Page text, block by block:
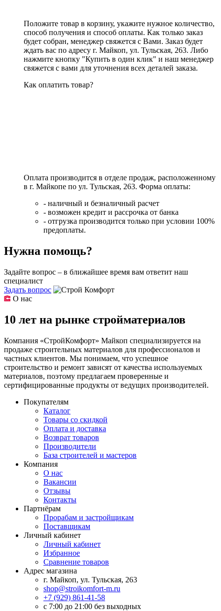
Положите товар в корзину, укажите нужное количество,
способ получения и способ оплаты. Как только заказ
будет собран, менеджер свяжется с Вами. Заказ будет
ждать вас по адресу г. Майкоп, ул. Тульская, 263. Либо
нажмите кнопку "Купить в один клик" и наш менеджер
свяжется с вами для уточнения всех деталей заказа.
Как оплатить товар?
Оплата производится в отделе продаж, расположенному
в г. Майкопе по ул. Тульская, 263. Форма оплаты:
- наличный и безналичный расчет
- возможен кредит и рассрочка от банка
- отгрузка производится только при условии 100%
предоплаты.
Нужна помощь?
Задайте вопрос – в ближайшее время вам ответит наш
специалист
Задать вопрос
О нас
10 лет на рынке стройматериалов
Компания «СтройКомфорт» Майкоп специализируется на
продаже строительных материалов для профессионалов и
частных клиентов. Мы понимаем, что успешное
строительство и ремонт зависят от качества используемых
материалов, поэтому предлагаем проверенные и
сертифицированные продукты от ведущих производителей.
Покупателям
Каталог
Товары со скидкой
Оплата и доставка
Возврат товаров
Производители
База строителей и мастеров
Компания
О нас
Вакансии
Отзывы
Контакты
Партнёрам
Прорабам и застройщикам
Поставщикам
Личный кабинет
Личный кабинет
Избранное
Сравнение товаров
Адрес магазина
г. Майкоп, ул. Тульская, 263
shop@stroikomfort-m.ru
+7 (929) 861-41-58
с 7:00 до 21:00 без выходных